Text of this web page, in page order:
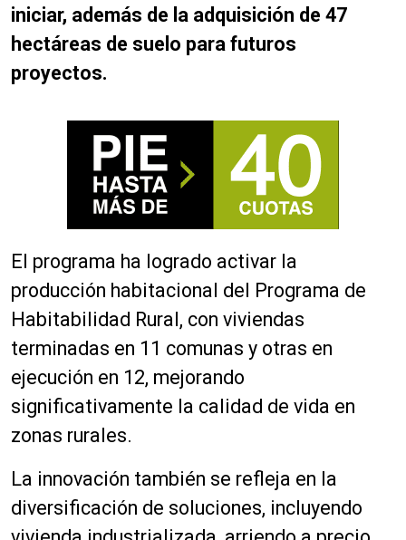
iniciar, además de la adquisición de 47
hectáreas de suelo para futuros
proyectos.
El programa ha logrado activar la
producción habitacional del Programa de
Habitabilidad Rural, con viviendas
terminadas en 11 comunas y otras en
ejecución en 12, mejorando
significativamente la calidad de vida en
zonas rurales.
La innovación también se refleja en la
diversificación de soluciones, incluyendo